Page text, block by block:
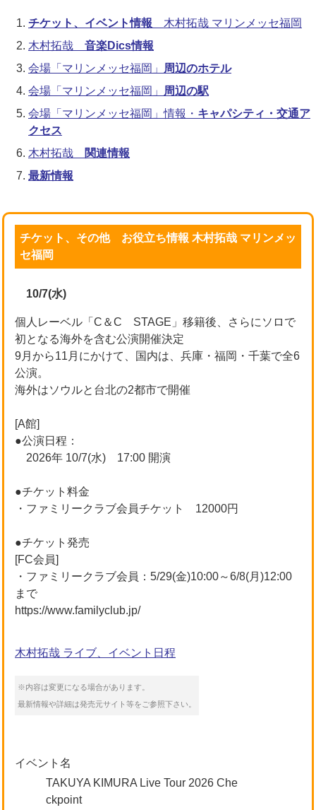
チケット、イベント情報 木村拓哉 マリンメッセ福岡
木村拓哉 音楽Dics情報
会場「マリンメッセ福岡」
周辺のホテル
会場「マリンメッセ福岡」
周辺の駅
会場「マリンメッセ福岡」情報・ キャパシティ・交通ア
クセス
木村拓哉
関連情報
最新情報
チケット、その他 お役立ち情報 木村拓哉 マリンメッ
セ福岡
10/7(水)
個人レーベル「C＆C STAGE」移籍後、さらにソロで
初となる海外を含む公演開催決定
9月から11月にかけて、国内は、兵庫・福岡・千葉で全6
公演。
海外はソウルと台北の2都市で開催
[A館]
●公演日程：
2026年 10/7(水) 17:00 開演
●チケット料金
・ファミリークラブ会員チケット 12000円
●チケット発売
[FC会員]
・ファミリークラブ会員：5/29(金)10:00～6/8(月)12:00
まで
https://www.familyclub.jp/
木村拓哉 ライブ、イベント日程
※内容は変更になる場合があります。
最新情報や詳細は発売元サイト等をご参照下さい。
イベント名
TAKUYA KIMURA Live Tour 2026 Che
ckpoint